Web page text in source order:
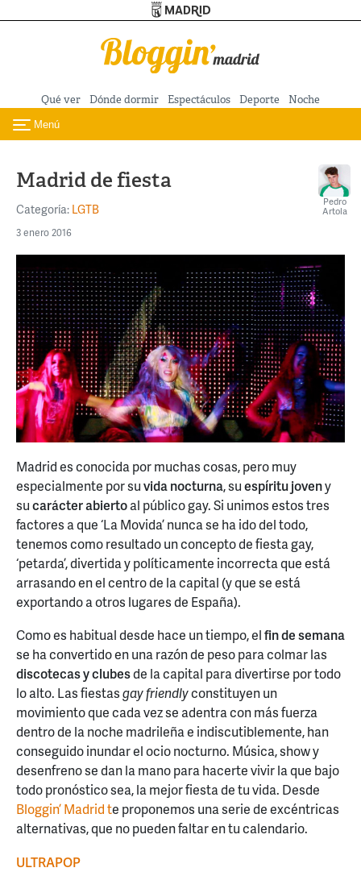
Pasar al contenido principal
Qué ver Dónde dormir Espectáculos Deporte Noche
Toggle navigation
Menú
Madrid de fiesta
Categoría: LGTB
3 enero 2016
Pedro
Artola
Madrid es conocida por muchas cosas, pero muy
especialmente por suvida nocturna, suespíritu joveny
sucarácter abiertoal público gay. Si unimos estos tres
factores a que ‘La Movida’ nunca se ha ido del todo,
tenemos como resultado un concepto de fiesta gay,
‘petarda’, divertida y políticamente incorrecta que está
arrasando en el centro de la capital (y que se está
exportando a otros lugares de España).
Como es habitual desde hace un tiempo, elfin de semana
se ha convertido en una razón de peso para colmar las
discotecas y clubesde la capital para divertirse por todo
lo alto. Las fiestasgay friendlyconstituyen un
movimiento que cada vez se adentra con más fuerza
dentro de la noche madrileña e indiscutiblemente, han
conseguido inundar el ocio nocturno. Música, show y
desenfreno se dan la mano para hacerte vivir la que bajo
todo pronóstico sea, la mejor fiesta de tu vida. Desde
Bloggin’ Madrid te proponemos una serie de excéntricas
alternativas, que no pueden faltar en tu calendario.
ULTRAPOP